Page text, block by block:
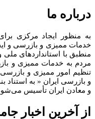
درباره ما
به منظور ايجاد مرکزی
خدمات مميزی و بازرسی و
منطبق با استانداردهای ملی
مردم به خدمات مميزی و
تنظيم امور مميزی و
و معادن ايران تأسيس
از آخرین اخبار